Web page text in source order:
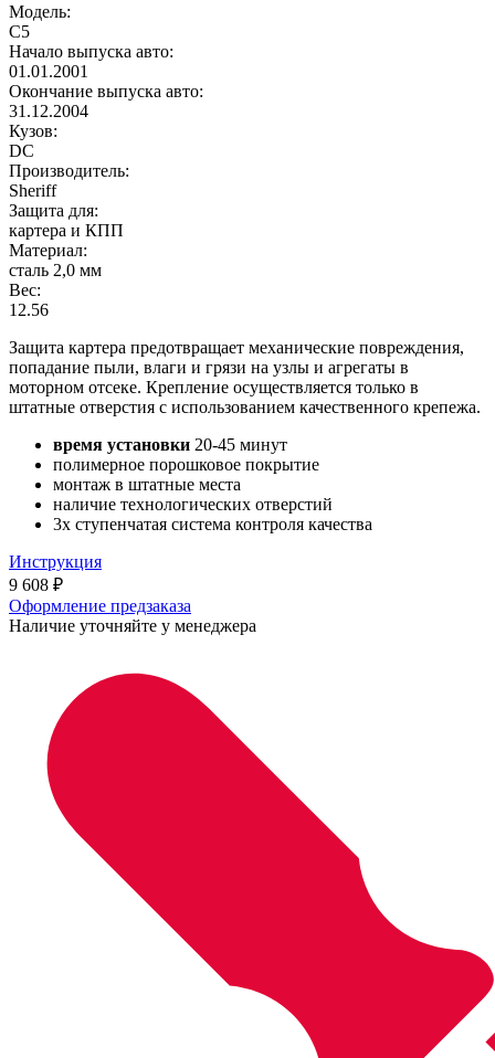
Модель:
C5
Начало выпуска авто:
01.01.2001
Окончание выпуска авто:
31.12.2004
Кузов:
DC
Производитель:
Sheriff
Защита для:
картера и КПП
Материал:
сталь 2,0 мм
Вес:
12.56
Защита картера предотвращает механические повреждения,
попадание пыли, влаги и грязи на узлы и агрегаты в
моторном отсеке. Крепление осуществляется только в
штатные отверстия с использованием качественного крепежа.
время установки 20-45 минут
полимерное порошковое покрытие
монтаж в штатные места
наличие технологических отверстий
3х ступенчатая система контроля качества
Инструкция
9 608 ₽
Оформление предзаказа
Наличие уточняйте у менеджера